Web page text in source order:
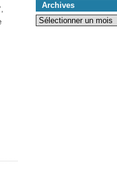
Archives
Archives